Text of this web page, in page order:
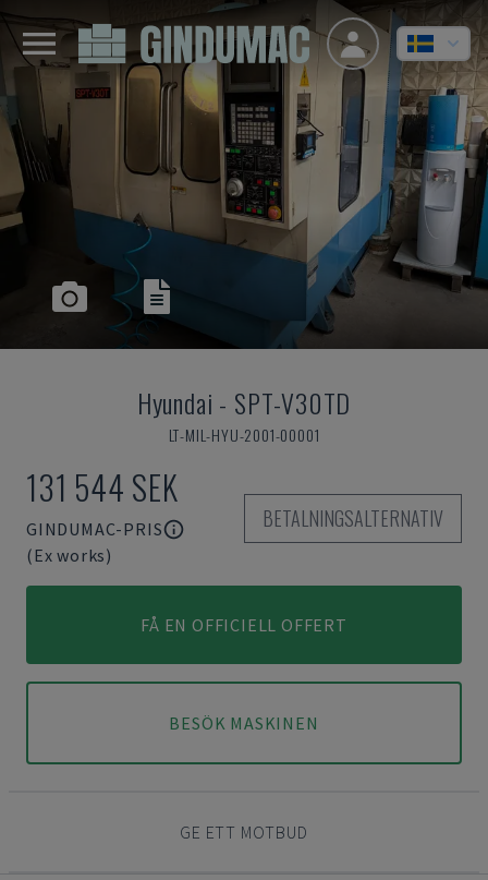
Hyundai - SPT-V30TD
LT-MIL-HYU-2001-00001
131 544 SEK
GINDUMAC-PRIS
(Ex works)
BETALNINGSALTERNATIV
FÅ EN OFFICIELL OFFERT
BESÖK MASKINEN
GE ETT MOTBUD